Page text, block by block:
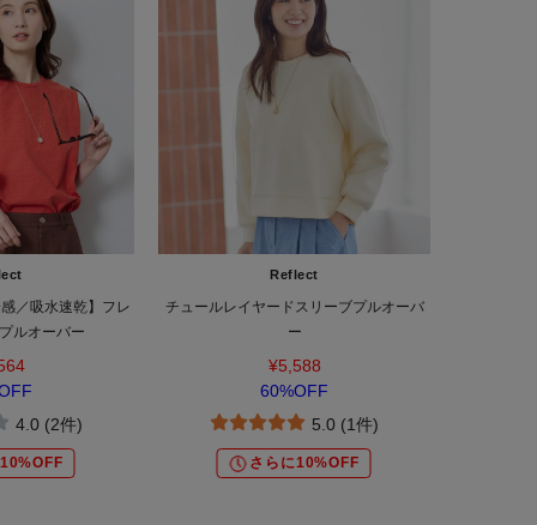
／吸水速乾】フレ
ルオーバー
4.0 (2件)
Reflect
チュールレイヤードスリーブプルオーバ
ー
¥5,588
60%OFF
5.0 (1件)
さらに10%OFF